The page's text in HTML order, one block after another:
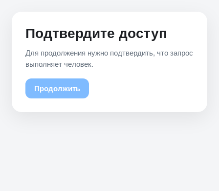
Подтвердите доступ
Для продолжения нужно подтвердить, что запрос
выполняет человек.
Продолжить